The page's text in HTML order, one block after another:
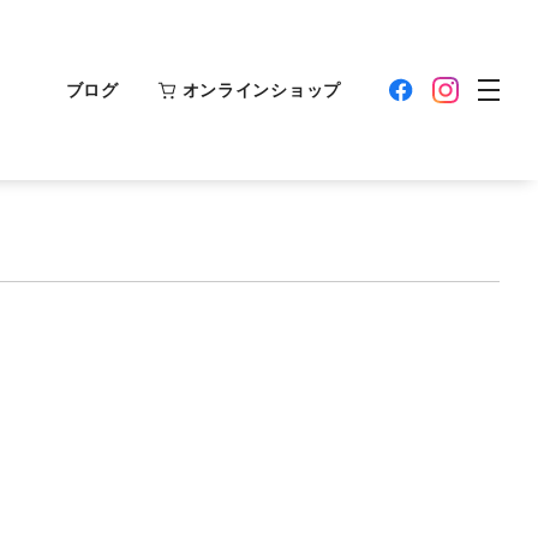
ブログ オンラインショップ